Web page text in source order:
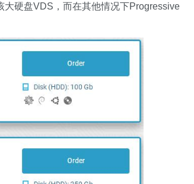
硬盘VDS，而在其他情况下Progressive